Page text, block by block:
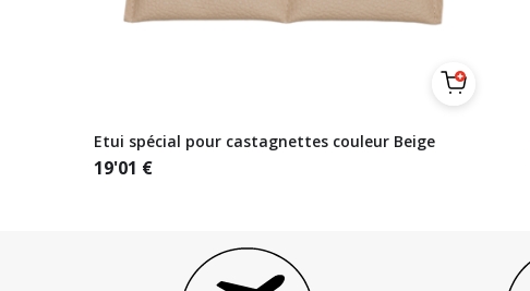
Etui spécial pour castagnettes couleur Beige
19'01 €